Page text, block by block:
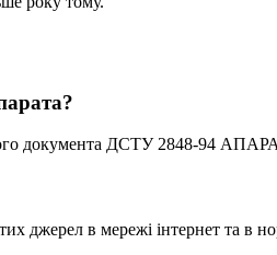
документа ДСТУ 2848-94
джерел в мережі інтернет та в